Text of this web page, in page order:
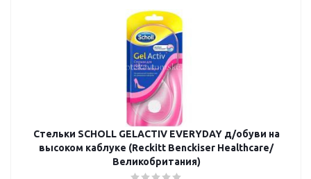
Стельки SCHOLL GELACTIV EVERYDAY д/обуви на
высоком каблуке (Reckitt Benckiser Healthcare/
Великобритания)